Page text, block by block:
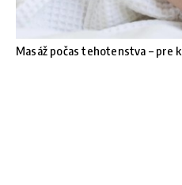
Masáž počas tehotenstva – pre